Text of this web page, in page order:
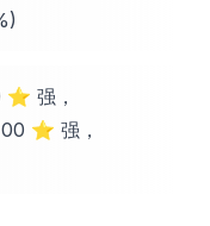
强，
⭐ 强，